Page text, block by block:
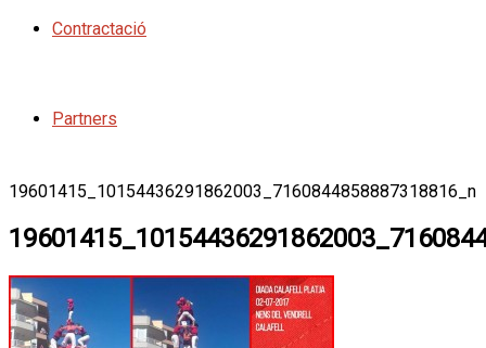
Contractació
Partners
19601415_10154436291862003_7160844858887318816_n